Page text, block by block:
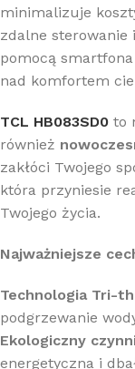
minimalizuje
zdalne
pomocą
nad komfortem
TCL HB083SD0 to
również
zakłóci Twojego
która przyniesie
Twojego życia.
Najważniejsze
Technologia Tri-
podgrzewanie
Ekologiczny
energetyczna i